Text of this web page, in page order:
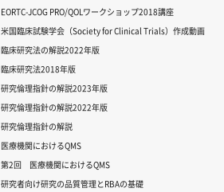
EORTC-JCOG PRO/QOLワークショップ2018講座
米国臨床試験学会（Society for Clinical Trials）作成動画
臨床研究法の解説2022年版
臨床研究法2018年版
研究倫理指針の解説2023年版
研究倫理指針の解説2022年版
研究倫理指針の解説
医療機関におけるQMS
第2回 医療機関におけるQMS
研究者向け研究の品質管理とRBAの基礎